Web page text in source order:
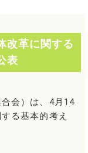
改革に関する
表
会）は、4月14
る基本的考え